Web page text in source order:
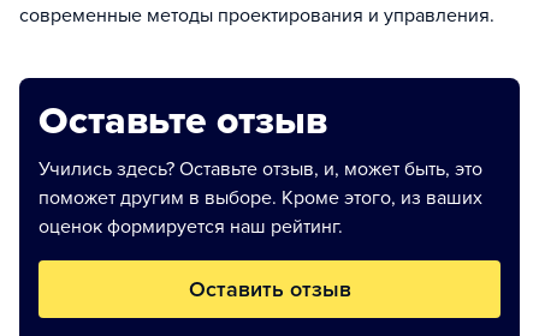
современные методы проектирования и управления.
Оставьте отзыв
Учились здесь? Оставьте отзыв, и, может быть, это
поможет другим в выборе. Кроме этого, из ваших
оценок формируется наш рейтинг.
Оставить отзыв